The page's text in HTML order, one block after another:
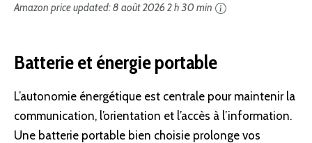
Amazon price updated:8 août 2026 2 h 30 min
Batterie et énergie portable
L’autonomie énergétique est centrale pour maintenir la
communication, l’orientation et l’accès à l’information.
Une batterie portable bien choisie prolonge vos